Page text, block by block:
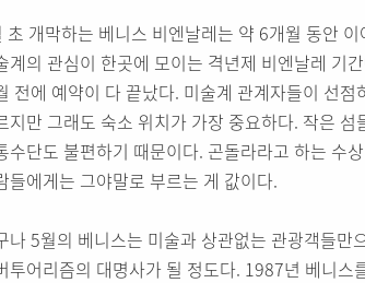
초 개막하는 베니스 비엔날레는 약 6개월 동안
계의 관심이 한곳에 모이는 격년제 비엔날레 기
전에 예약이 다 끝났다. 미술계 관계자들이 선
지만 그래도 숙소 위치가 가장 중요하다. 작은
수단도 불편하기 때문이다. 곤돌라라고 하는 수
들에게는 그야말로 부르는 게 값이다.
나 5월의 베니스는 미술과 상관없는 관광객들
투어리즘의 대명사가 될 정도다. 1987년 베니